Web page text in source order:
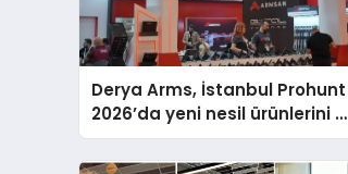
Derya Arms, İstanbul Prohunt
2026’da yeni nesil ürünlerini ve
global marka vizyonunu
sergiledi